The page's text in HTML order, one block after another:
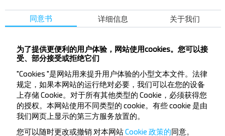
Minsk
购买
Rahachow
Babruysk
Salihorsk
Babruysk
同意书 详细信息 关于我们
为了提供更便利的用户体验，网站使用cookies。您可以接
受、部分接受或拒绝它们
"Cookies "是网站用来提升用户体验的小型文本文件。法律
规定，如果本网站的运行绝对必要，我们可以在您的设备
上存储 Cookie。对于所有其他类型的 Cookie，必须获得您
的授权。本网站使用不同类型的 cookie。有些 cookie 是由
我们网页上显示的第三方服务放置的。
您可以随时更改或撤销 对本网站Cookie 政策的同意。